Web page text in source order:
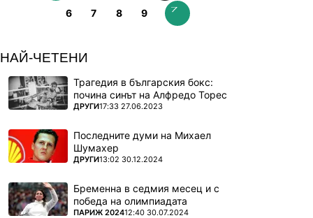
6 7 8 9
НАЙ-ЧЕТЕНИ
Трагедия в българския бокс:
почина синът на Алфредо Торес
ПОВЕЧЕ ОТ
ДРУГИ17:33 27.06.2023
Последните думи на Михаел
Шумахер
ПОВЕЧЕ ОТ
ДРУГИ13:02 30.12.2024
Бременна в седмия месец и с
победа на олимпиадата
ПОВЕЧЕ ОТ
ПАРИЖ 202412:40 30.07.2024